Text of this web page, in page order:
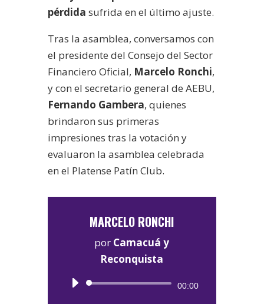
pérdida sufrida en el último ajuste.
Tras la asamblea, conversamos con
el presidente del Consejo del Sector
Financiero Oficial, Marcelo Ronchi,
y con el secretario general de AEBU,
Fernando Gambera, quienes
brindaron sus primeras
impresiones tras la votación y
evaluaron la asamblea celebrada
en el Platense Patín Club.
MARCELO RONCHI
por Camacuá y
Reconquista
Reproductor
00:00